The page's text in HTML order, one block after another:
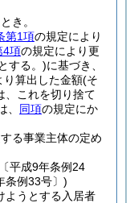
き。
第1項の規定により
4項の規定により更
する。)に基づき、
り算出した金額(そ
、これを切り捨て
、 同項の規定にか
る事業主体の定め
平成9年条例24
条例33号〕)
ようとする入居者